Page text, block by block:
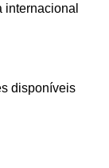
internacional
disponíveis